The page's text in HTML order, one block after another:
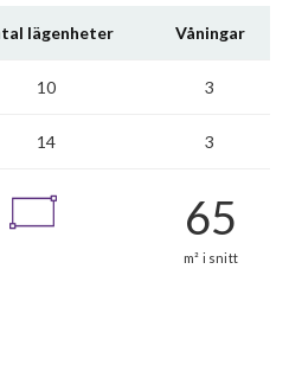
lägenheter Våningar
10 3
14 3